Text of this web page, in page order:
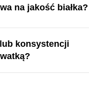
na jakość białka?
konsystencji